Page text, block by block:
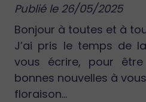
Publié le 26/05/2025
Bonjour à toutes et à
J’ai pris le temps de
vous écrire, pour
bonnes nouvelles à
floraison...